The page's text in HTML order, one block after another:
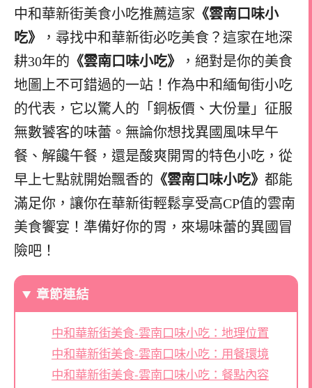
中和華新街美食小吃推薦這家 《雲南口味小
吃》
，尋找中和華新街必吃美食？這家在地深
耕30年的 《雲南口味小吃》
，絕對是你的美食
地圖上不可錯過的一站！作為中和緬甸街小吃
的代表，它以驚人的「銅板價、大份量」征服
無數饕客的味蕾。無論你想找異國風味早午
餐、解饞午餐，還是酸爽開胃的特色小吃，從
早上七點就開始飄香的 《雲南口味小吃》 都能
滿足你，讓你在華新街輕鬆享受高CP值的雲南
美食饗宴！準備好你的胃，來場味蕾的異國冒
險吧！
章節連結
中和華新街美食-雲南口味小吃：地理位置
中和華新街美食-雲南口味小吃：用餐環境
中和華新街美食-雲南口味小吃：餐點內容